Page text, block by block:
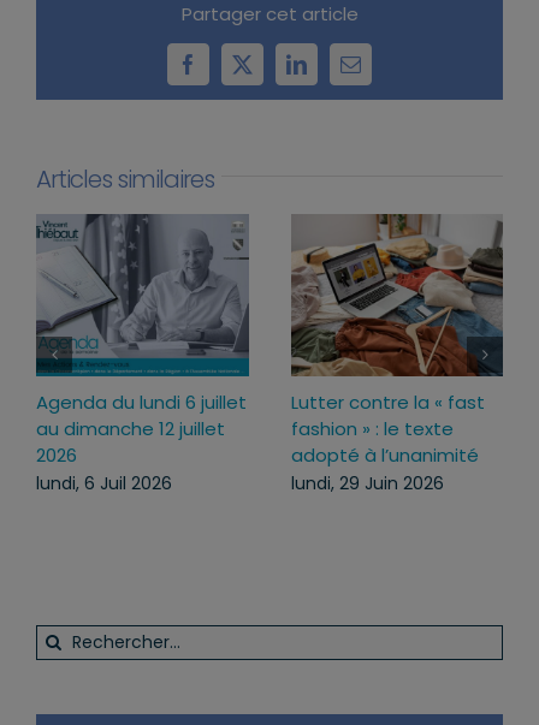
Partager cet article
Facebook
X LinkedInEmail
Articles similaires
Agenda du lundi 6 juillet
au dimanche 12 juillet
2026
lundi, 6 Juil 2026
Lutter contre la « fast
fashion » : le texte
adopté à l’unanimité
lundi, 29 Juin 2026
Rechercher: